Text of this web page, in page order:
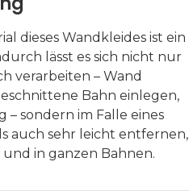
dieses Wandkleides ist ein
lässt es sich nicht nur
verarbeiten – Wand
Bahn einlegen,
– sondern im Falle eines
auch sehr leicht entfernen,
in ganzen Bahnen.